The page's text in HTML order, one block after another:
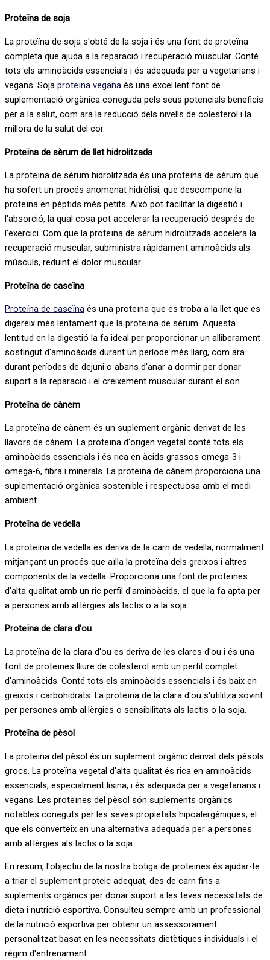
Proteïna de soja
La proteïna de soja s'obté de la soja i és una font de proteïna
completa que ajuda a la reparació i recuperació muscular. Conté
tots els aminoàcids essencials i és adequada per a vegetarians i
vegans. Soja proteïna vegana és una excel·lent font de
suplementació orgànica coneguda pels seus potencials beneficis
per a la salut, com ara la reducció dels nivells de colesterol i la
millora de la salut del cor.
Proteïna de sèrum de llet hidrolitzada
La proteïna de sèrum hidrolitzada és una proteïna de sèrum que
ha sofert un procés anomenat hidròlisi, que descompone la
proteïna en pèptids més petits. Això pot facilitar la digestió i
l'absorció, la qual cosa pot accelerar la recuperació després de
l'exercici. Com que la proteïna de sèrum hidrolitzada accelera la
recuperació muscular, subministra ràpidament aminoàcids als
músculs, reduint el dolor muscular.
Proteïna de caseïna
Proteïna de caseïna és una proteïna que es troba a la llet que es
digereix més lentament que la proteïna de sèrum. Aquesta
lentitud en la digestió la fa ideal per proporcionar un alliberament
sostingut d'aminoàcids durant un període més llarg, com ara
durant períodes de dejuni o abans d'anar a dormir per donar
suport a la reparació i el creixement muscular durant el son.
Proteïna de cànem
La proteïna de cànem és un suplement orgànic derivat de les
llavors de cànem. La proteïna d'origen vegetal conté tots els
aminoàcids essencials i és rica en àcids grassos omega-3 i
omega-6, fibra i minerals. La proteïna de cànem proporciona una
suplementació orgànica sostenible i respectuosa amb el medi
ambient.
Proteïna de vedella
La proteïna de vedella es deriva de la carn de vedella, normalment
mitjançant un procés que aïlla la proteïna dels greixos i altres
components de la vedella. Proporciona una font de proteïnes
d'alta qualitat amb un ric perfil d'aminoàcids, el que la fa apta per
a persones amb al·lèrgies als lactis o a la soja.
Proteïna de clara d'ou
La proteïna de la clara d'ou es deriva de les clares d'ou i és una
font de proteïnes lliure de colesterol amb un perfil complet
d'aminoàcids. Conté tots els aminoàcids essencials i és baix en
greixos i carbohidrats. La proteïna de la clara d'ou s'utilitza sovint
per persones amb al·lèrgies o sensibilitats als lactis o la soja.
Proteïna de pèsol
La proteïna del pèsol és un suplement orgànic derivat dels pèsols
grocs. La proteïna vegetal d'alta qualitat és rica en aminoàcids
essencials, especialment lisina, i és adequada per a vegetarians i
vegans. Les proteïnes del pèsol són suplements orgànics
notables coneguts per les seves propietats hipoalergèniques, el
que els converteix en una alternativa adequada per a persones
amb al·lèrgies als lactis o la soja.
En resum, l'objectiu de la nostra botiga de proteïnes és ajudar-te
a triar el suplement proteic adequat, des de carn fins a
suplements orgànics per donar suport a les teves necessitats de
dieta i nutrició esportiva. Consulteu sempre amb un professional
de la nutrició esportiva per obtenir un assessorament
personalitzat basat en les necessitats dietètiques individuals i el
règim d'entrenament.